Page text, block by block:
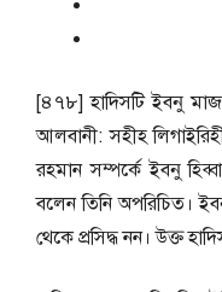
[৪৭৮] হাদিসটি ইবনু
আলবানী: সহীহ
রহমান সম্পর্কে ইবনু
বলেন তিনি অপরিচিত।
থেকে প্রসিদ্ধ নন। উক্ত